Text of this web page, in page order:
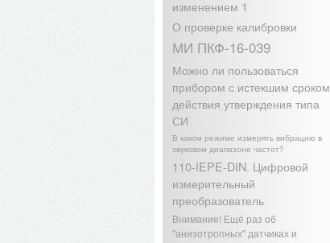
изменением 1
О проверке калибровки
МИ ПКФ-16-039
Можно ли пользоваться
прибором с истекшим сроком
действия утверждения типа
СИ
В каком режиме измерять вибрацию в
звуковом диапазоне частот?
110-IEPE-DIN. Цифровой
измерительный
преобразователь
Внимание! Ещё раз об
"анизотропных" датчиках и